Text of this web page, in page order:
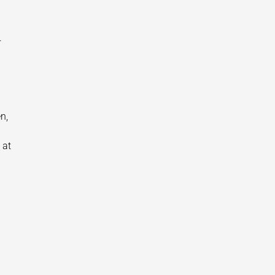
at